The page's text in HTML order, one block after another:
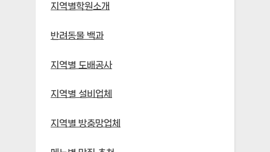
지역별학원소개
반려동물 백과
지역별 도배공사
지역별 설비업체
지역별 방충망업체